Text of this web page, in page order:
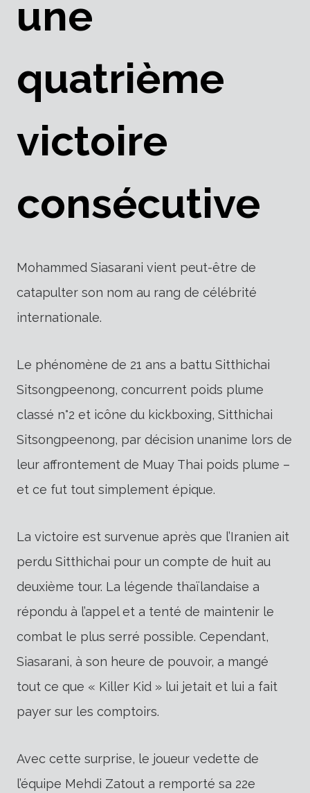
une
quatrième
victoire
consécutive
Mohammed Siasarani vient peut-être de
catapulter son nom au rang de célébrité
internationale.
Le phénomène de 21 ans a battu Sitthichai
Sitsongpeenong, concurrent poids plume
classé n°2 et icône du kickboxing, Sitthichai
Sitsongpeenong, par décision unanime lors de
leur affrontement de Muay Thai poids plume –
et ce fut tout simplement épique.
La victoire est survenue après que l’Iranien ait
perdu Sitthichai pour un compte de huit au
deuxième tour. La légende thaïlandaise a
répondu à l’appel et a tenté de maintenir le
combat le plus serré possible. Cependant,
Siasarani, à son heure de pouvoir, a mangé
tout ce que « Killer Kid » lui jetait et lui a fait
payer sur les comptoirs.
Avec cette surprise, le joueur vedette de
l’équipe Mehdi Zatout a remporté sa 22e